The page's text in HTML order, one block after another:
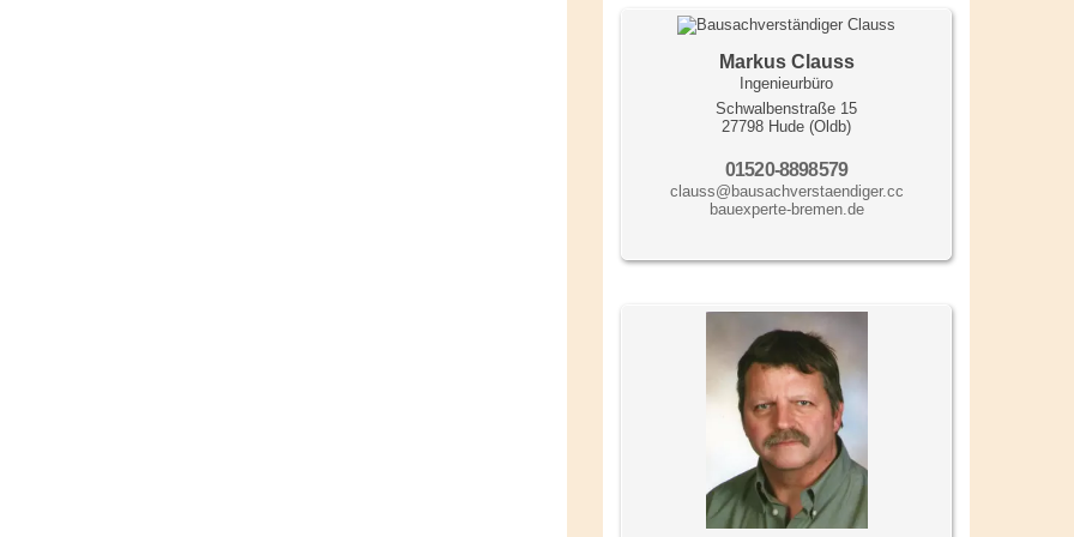
Markus Clauss
Ingenieurbüro
Schwalbenstraße 15
27798 Hude (Oldb)
01520-8898579
clauss@bausachverstaendiger.cc
bauexperte-bremen.de